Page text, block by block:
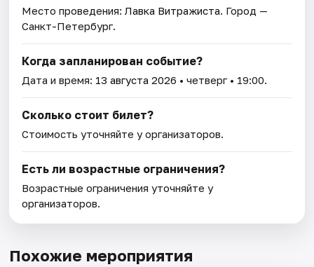
Место проведения:Лавка Витражиста. Город —
Санкт-Петербург.
Когда запланирован событие?
Дата и время: 13 августа 2026 • четверг • 19:00.
Сколько стоит билет?
Стоимость уточняйте у организаторов.
Есть ли возрастные ограничения?
Возрастные ограничения уточняйте у
организаторов.
Похожие мероприятия